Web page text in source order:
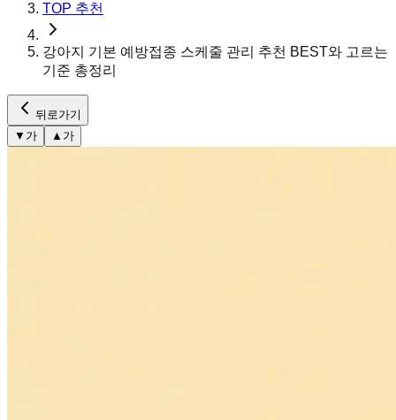
TOP 추천
강아지 기본 예방접종 스케줄 관리 추천 BEST와 고르는
기준 총정리
뒤로가기
▼ 가 ▲ 가